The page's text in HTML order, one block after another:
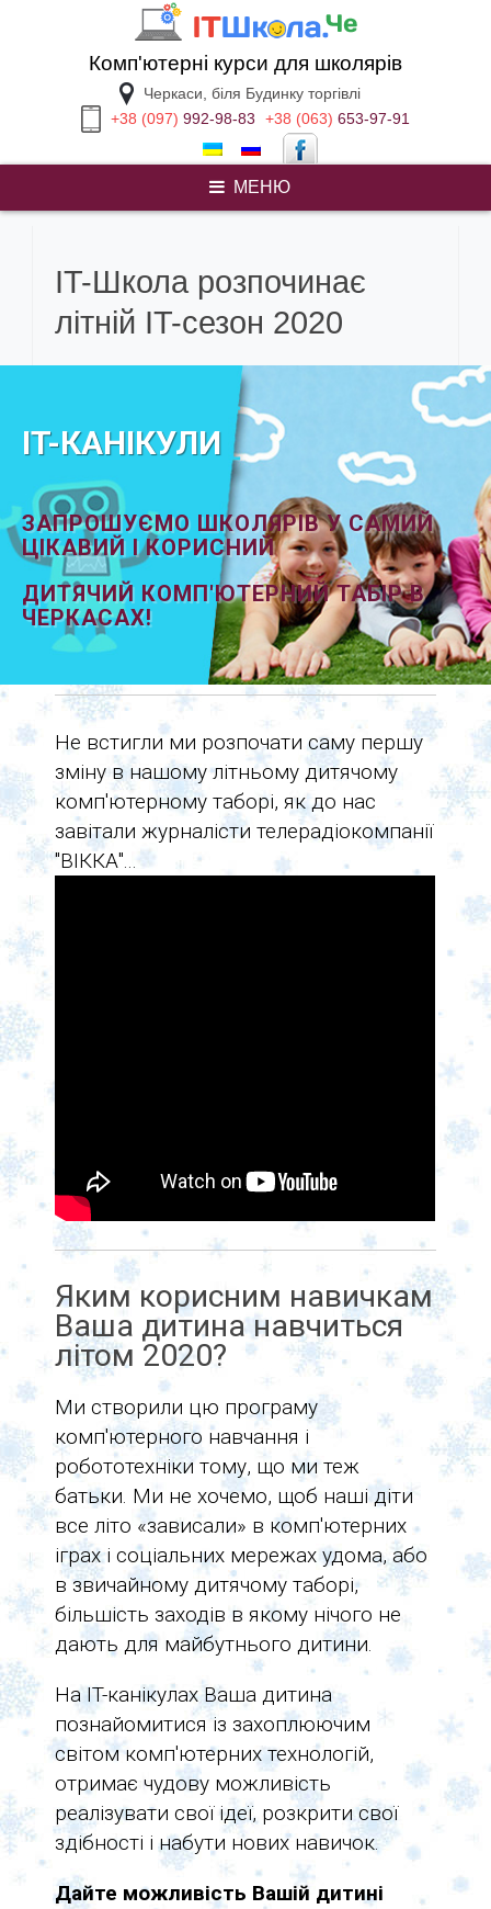
содержимомуКомп'ютерні курси для школярів
Черкаси, біля Будинку торгівлі
+38 (097) 992-98-83 +38 (063) 653-97-91
МЕНЮ
pay people to do your homework
IT-Школа розпочинає
літній IT-сезон 2020
IT-КАНІКУЛИ
ЗАПРОШУЄМО ШКОЛЯРІВ У САМИЙ
ЦІКАВИЙ І КОРИСНИЙ
ДИТЯЧИЙ КОМП'ЮТЕРНИЙ ТАБІР В
ЧЕРКАСАХ!
Не встигли ми розпочати саму першу
зміну в нашому літньому дитячому
комп'ютерному таборі, як до нас
завітали журналісти телерадіокомпанії
"ВІККА"...
Яким корисним навичкам
Ваша дитина навчиться
літом 2020?
Ми створили цю програму
комп'ютерного навчання і
робототехніки тому, що ми теж
батьки. Ми не хочемо, щоб наші діти
все літо «зависали» в комп'ютерних
іграх і соціальних мережах удома, або
в звичайному дитячому таборі,
більшість заходів в якому нічого не
дають для майбутнього дитини.
На IT-канікулах Ваша дитина
познайомитися із захоплюючим
світом комп'ютерних технологій,
отримає чудову можливість
реалізувати свої ідеї, розкрити свої
здібності і набути нових навичок.
Дайте можливість Вашій дитині